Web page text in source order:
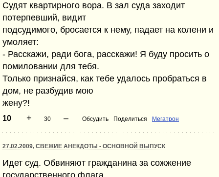
Судят квартирного вора. В зал суда заходит
потерпевший, видит
подсудимого, бросается к нему, падает на колени и
умоляет:
- Расскажи, ради бога, расскажи! Я буду просить о
помиловании для тебя.
Только признайся, как тебе удалось пробраться в
дом, не разбудив мою
жену?!
10 + 30 – Обсудить Поделиться Мегатрон
27.02.2009, СВЕЖИЕ АНЕКДОТЫ - ОСНОВНОЙ ВЫПУСК
Идет суд. Обвиняют гражданина за сожжение
государственного флага.